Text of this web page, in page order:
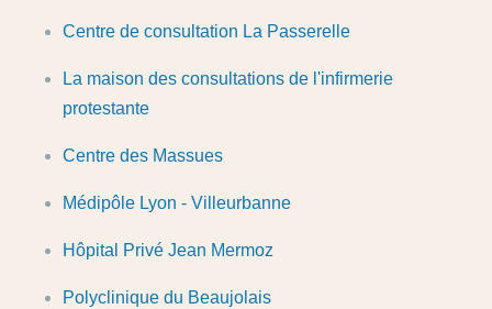
Centre de consultation La Passerelle
La maison des consultations de l'infirmerie
protestante
Centre des Massues
Médipôle Lyon - Villeurbanne
Hôpital Privé Jean Mermoz
Polyclinique du Beaujolais